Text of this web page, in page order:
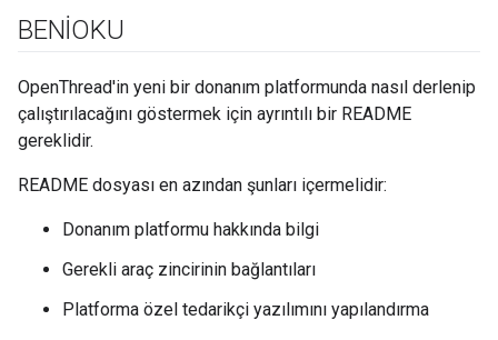
BENİOKU
OpenThread'in yeni bir donanım platformunda nasıl derlenip
çalıştırılacağını göstermek için ayrıntılı bir README
gereklidir.
README dosyası en azından şunları içermelidir:
Donanım platformu hakkında bilgi
Gerekli araç zincirinin bağlantıları
Platforma özel tedarikçi yazılımını yapılandırma